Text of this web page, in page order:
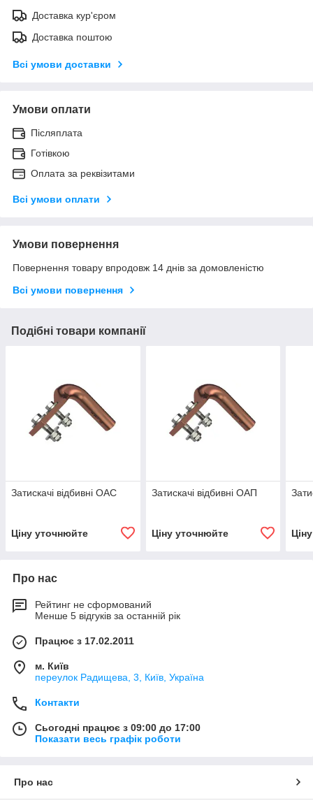
Доставка кур'єром
Доставка поштою
Всі умови доставки
Умови оплати
Післяплата
Готівкою
Оплата за реквізитами
Всі умови оплати
Умови повернення
Повернення товару впродовж 14 днів за домовленістю
Всі умови повернення
Подібні товари компанії
Затискачі відбивні ОАС
Ціну уточнюйте
Затискачі відбивні ОАП
Ціну уточнюйте
Про нас
Рейтинг не сформований
Менше 5 відгуків за останній рік
Працює з 17.02.2011
м. Київ
переулок Радищева, 3, Київ, Україна
Контакти
Сьогодні працює з 09:00 до 17:00
Показати весь графік роботи
Про нас